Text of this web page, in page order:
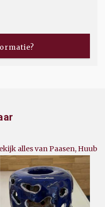
alles van Paasen, Huub